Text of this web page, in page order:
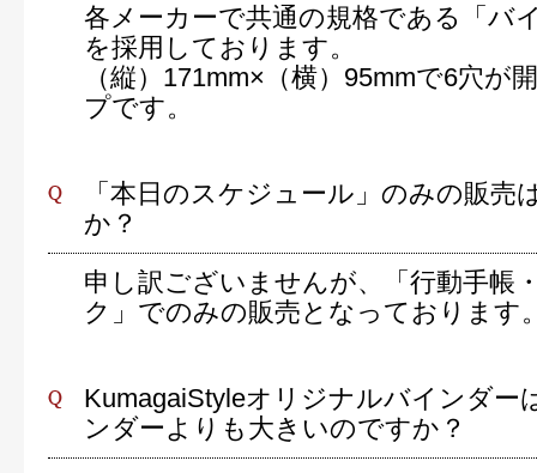
各メーカーで共通の規格である「バ
を採用しております。
（縦）171mm×（横）95mmで6穴が
プです。
「本日のスケジュール」のみの販売
か？
申し訳ございませんが、「行動手帳
ク」でのみの販売となっております
KumagaiStyleオリジナルバインダー
ンダーよりも大きいのですか？